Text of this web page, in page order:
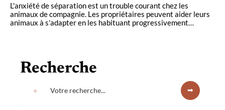
L'anxiété de séparation est un trouble courant chez les
animaux de compagnie. Les propriétaires peuvent aider leurs
animaux à s'adapter en les habituant progressivement…
Recherche